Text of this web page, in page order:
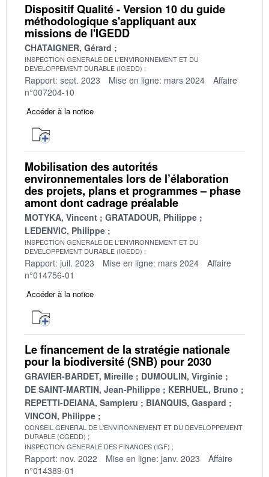
Dispositif Qualité - Version 10 du guide
méthodologique s'appliquant aux
missions de l'IGEDD
CHATAIGNER, Gérard
INSPECTION GENERALE DE L'ENVIRONNEMENT ET DU
DEVELOPPEMENT DURABLE (IGEDD)
Rapport: sept. 2023 Mise en ligne: mars 2024
Affaire
n°007204-10
Accéder à la notice
Mobilisation des autorités
environnementales lors de l’élaboration
des projets, plans et programmes – phase
amont dont cadrage préalable
MOTYKA, Vincent
GRATADOUR, Philippe
LEDENVIC, Philippe
INSPECTION GENERALE DE L'ENVIRONNEMENT ET DU
DEVELOPPEMENT DURABLE (IGEDD)
Rapport: juil. 2023 Mise en ligne: mars 2024
Affaire
n°014756-01
Accéder à la notice
Le financement de la stratégie nationale
pour la biodiversité (SNB) pour 2030
GRAVIER-BARDET, Mireille
DUMOULIN, Virginie
DE SAINT-MARTIN, Jean-Philippe
KERHUEL, Bruno
REPETTI-DEIANA, Sampieru
BIANQUIS, Gaspard
VINCON, Philippe
CONSEIL GENERAL DE L'ENVIRONNEMENT ET DU DEVELOPPEMENT
DURABLE (CGEDD)
INSPECTION GENERALE DES FINANCES (IGF)
Rapport: nov. 2022 Mise en ligne: janv. 2023
Affaire
n°014389-01